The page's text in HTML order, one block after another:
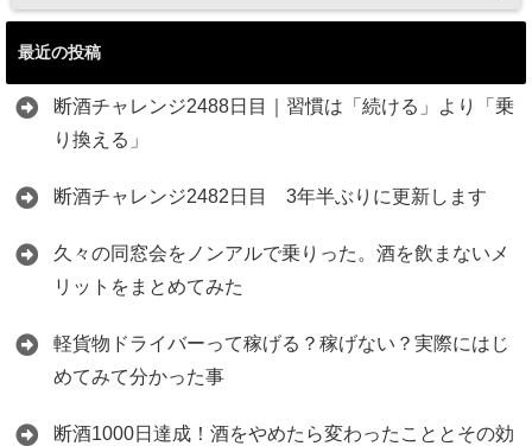
最近の投稿
断酒チャレンジ2488日目｜習慣は「続ける」より「乗
り換える」
断酒チャレンジ2482日目 3年半ぶりに更新します
久々の同窓会をノンアルで乗りった。酒を飲まないメ
リットをまとめてみた
軽貨物ドライバーって稼げる？稼げない？実際にはじ
めてみて分かった事
断酒1000日達成！酒をやめたら変わったこととその効